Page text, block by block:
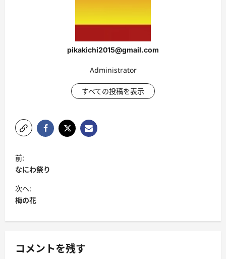
pikakichi2015@gmail.com
Administrator
すべての投稿を表示
投
稿
ナ
ビ
シ
前:
なにわ祭り
次へ:
梅の花
コメントを残す